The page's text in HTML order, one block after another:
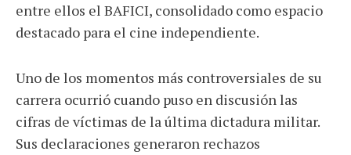
entre ellos el BAFICI, consolidado como espacio
destacado para el cine independiente.
Uno de los momentos más controversiales de su
carrera ocurrió cuando puso en discusión las
cifras de víctimas de la última dictadura militar.
Sus declaraciones generaron rechazos